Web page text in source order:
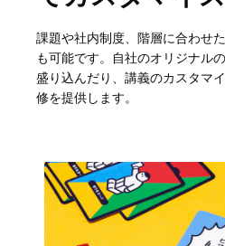
課題や社内制度、階層に合わせ
も可能です。自社のオリジナル
盛り込んだり、講義のカスタマ
修を提供します。